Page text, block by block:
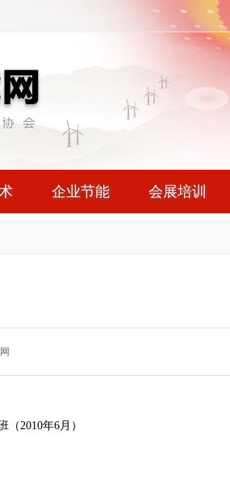
企业节能 会展培训
2010年6月）